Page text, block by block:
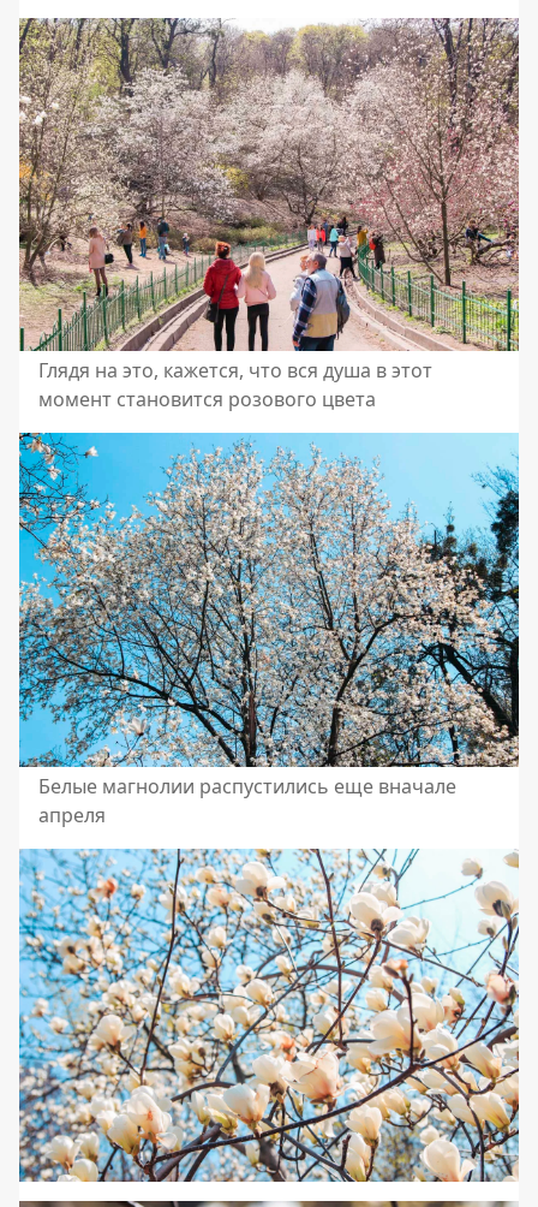
Глядя на это, кажется, что вся душа в этот
момент становится розового цвета
Белые магнолии распустились еще вначале
апреля